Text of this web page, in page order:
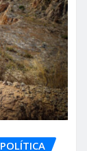
POLÍTICA